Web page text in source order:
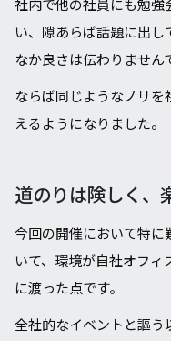
社内で他の社員にも勉強
い、隙あらば話題に出
なか良さは伝わりません
ならば同じようなノリ
えるようになりました。
道のりは険しく、
今回の開催において特に
いて、環境が⾃社オフ
に渡った点です。
全社的なイベントと謳